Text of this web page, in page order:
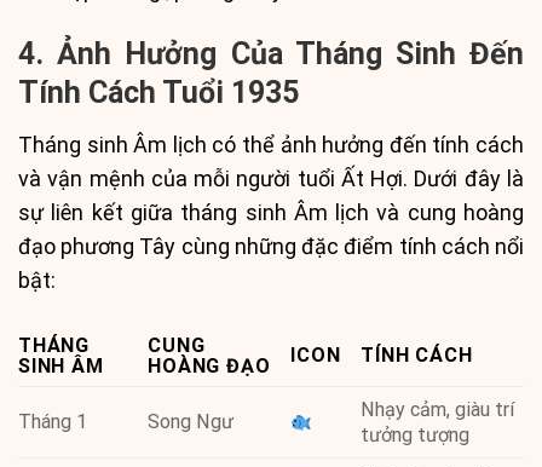
4. Ảnh Hưởng Của Tháng Sinh Đến
Tính Cách Tuổi 1935
Tháng sinh Âm lịch có thể ảnh hưởng đến tính cách
và vận mệnh của mỗi người tuổi Ất Hợi. Dưới đây là
sự liên kết giữa tháng sinh Âm lịch và cung hoàng
đạo phương Tây cùng những đặc điểm tính cách nổi
bật:
THÁNG
SINH ÂM
CUNG
HOÀNG ĐẠO
ICON TÍNH CÁCH
Tháng 1 Song Ngư
Nhạy cảm, giàu trí
tưởng tượng